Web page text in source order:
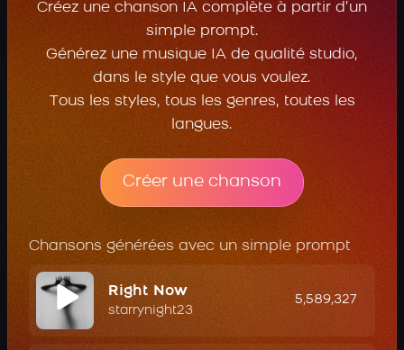
Créez une chanson IA complète à partir d’un
simple prompt.
Générez une musique IA de qualité studio,
dans le style que vous voulez.
Tous les styles, tous les genres, toutes les
langues.
Créer une chanson
Chansons générées avec un simple prompt
Right Now
starrynight23
5,589,327